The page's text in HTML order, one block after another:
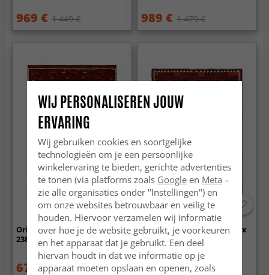
969 € 1 449 € 989 € 1 479 €
Oriëntaals kilimkleed 363 x
238 cm
679 € 1 019 €
Oriëntaals kilimkleed 276 x
198 cm
429 € 649 €
WIJ PERSONALISEREN JOUW
ERVARING
Wij gebruiken cookies en soortgelijke
technologieën om je een persoonlijke
winkelervaring te bieden, gerichte advertenties
te tonen (via platforms zoals Googleen Meta –
zie alle organisaties onder "Instellingen") en
om onze websites betrouwbaar en veilig te
houden. Hiervoor verzamelen wij informatie
over hoe je de website gebruikt, je voorkeuren
en het apparaat dat je gebruikt. Een deel
hiervan houdt in dat we informatie op je
apparaat moeten opslaan en openen, zoals